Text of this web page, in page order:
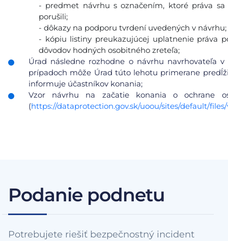
- predmet návrhu s označením, ktoré práva
porušili;
- dôkazy na podporu tvrdení uvedených v návrhu;
- kópiu listiny preukazujúcej uplatnenie práva
dôvodov hodných osobitného zreteľa;
Úrad následne rozhodne o návrhu navrhovateľa
prípadoch môže Úrad túto lehotu primerane
informuje účastníkov konania;
Vzor návrhu na začatie konania o ochrane
(https://dataprotection.gov.sk/uoou/sites/default/
Podanie podnetu
Potrebujete riešiť bezpečnostný incident